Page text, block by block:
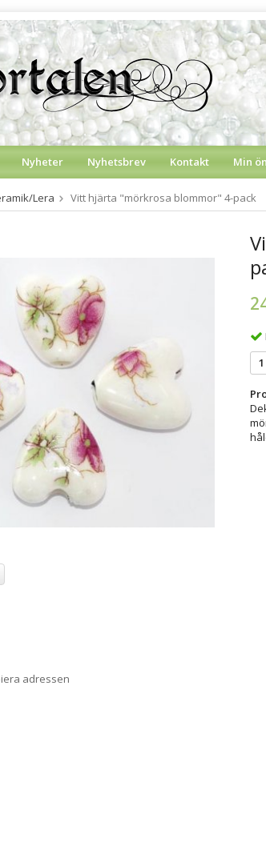
Nyheter Nyhetsbrev Kontakt Min
Lera Vitt hjärta "mörkrosa blommor" 4-pack
adressen